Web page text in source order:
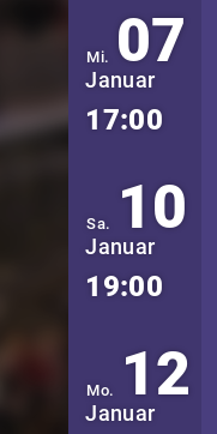
Mi. 07
Januar
17:00
Sa. 10
Januar
19:00
Mo. 12
Januar